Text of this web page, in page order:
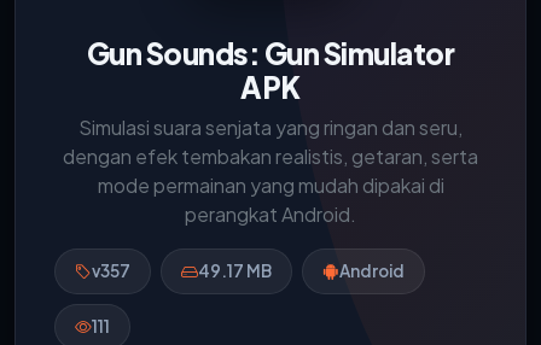
Gun Sounds: Gun Simulator
APK
Simulasi suara senjata yang ringan dan seru,
dengan efek tembakan realistis, getaran, serta
mode permainan yang mudah dipakai di
perangkat Android.
v357 49.17 MB Android
111